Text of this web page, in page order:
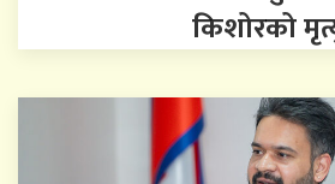
किशोरको